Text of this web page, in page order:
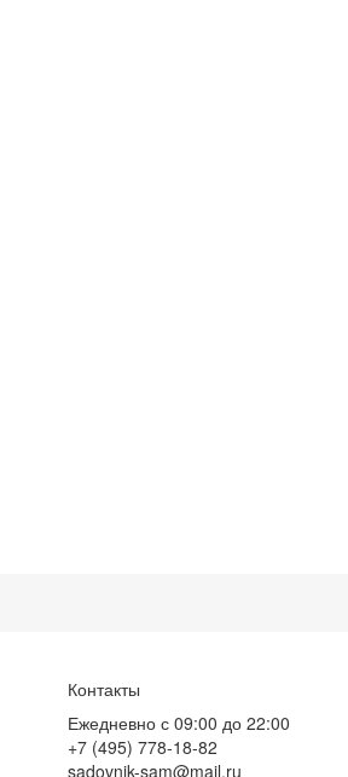
Контакты
Ежедневно с 09:00 до 22:00
+7 (495) 778-18-82
sadovnik-sam@mail.ru